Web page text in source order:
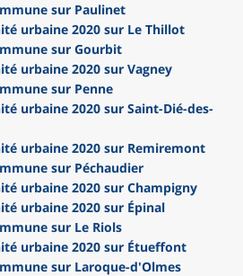
sur Paulinet
urbaine 2020 sur Le Thillot
sur Gourbit
urbaine 2020 sur Vagney
sur Penne
urbaine 2020 sur Saint-Dié-des-
urbaine 2020 sur Remiremont
sur Péchaudier
urbaine 2020 sur Champigny
urbaine 2020 sur Épinal
sur Le Riols
urbaine 2020 sur Étueffont
sur Laroque-d'Olmes